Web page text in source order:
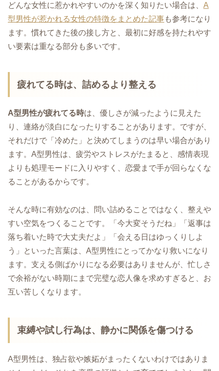
どんな女性に惹かれやすいのかを深く知りたい場合は、 A
型男性が惹かれる女性の特徴をまとめた記事も参考になり
ます。慣れてきた後の接し方と、最初に好感を持たれやす
い要素は重なる部分も多いです。
疲れてる時は、詰めるより整える
A型男性が疲れてる時は、優しさが減ったように見えた
り、連絡が淡白になったりすることがあります。ですが、
それだけで「冷めた」と決めてしまうのは早い場合があり
ます。A型男性は、疲労やストレスがたまると、感情表現
よりも処理モードに入りやすく、恋愛まで手が回らなくな
ることがあるからです。
そんな時に有効なのは、問い詰めることではなく、整えや
すい空気をつくることです。「今大変そうだね」「返事は
落ち着いた時で大丈夫だよ」「会える日はゆっくりしよ
う」といった言葉は、A型男性にとってかなり救いになり
ます。支える側ばかりになる必要はありませんが、忙しさ
で余裕がない時期にまで完璧な恋人像を求めすぎると、お
互い苦しくなります。
束縛や試し行為は、静かに関係を傷つける
A型男性は、独占欲や嫉妬がまったくないわけではありま